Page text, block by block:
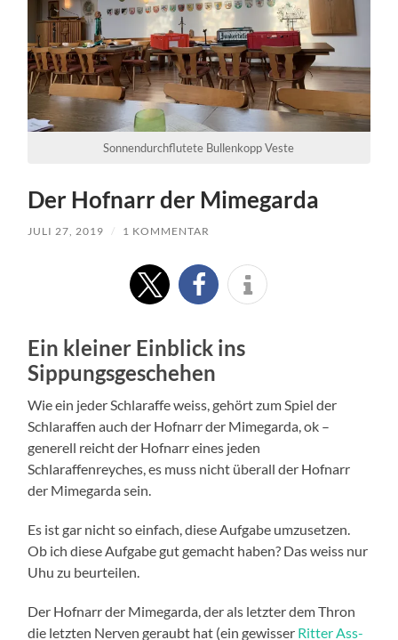
Sonnendurchflutete Bullenkopp Veste
Der Hofnarr der Mimegarda
JULI 27, 2019 / 1 KOMMENTAR
Ein kleiner Einblick ins
Sippungsgeschehen
Wie ein jeder Schlaraffe weiss, gehört zum Spiel der
Schlaraffen auch der Hofnarr der Mimegarda, ok –
generell reicht der Hofnarr eines jeden
Schlaraffenreyches, es muss nicht überall der Hofnarr
der Mimegarda sein.
Es ist gar nicht so einfach, diese Aufgabe umzusetzen.
Ob ich diese Aufgabe gut gemacht haben? Das weiss nur
Uhu zu beurteilen.
Der Hofnarr der Mimegarda, der als letzter dem Thron
die letzten Nerven geraubt hat (ein gewisser Ritter Ass-